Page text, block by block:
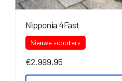
Nipponia 4Fast
Nieuwe scooters
€2.999,95